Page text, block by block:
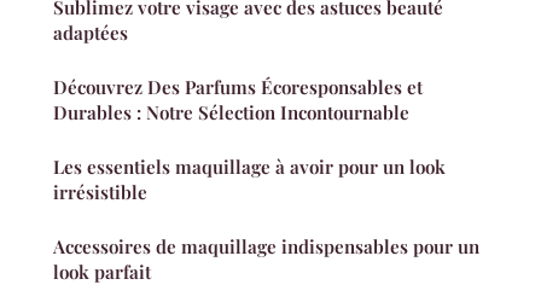
Sublimez votre visage avec des astuces beauté
adaptées
Découvrez Des Parfums Écoresponsables et
Durables : Notre Sélection Incontournable
Les essentiels maquillage à avoir pour un look
irrésistible
Accessoires de maquillage indispensables pour un
look parfait